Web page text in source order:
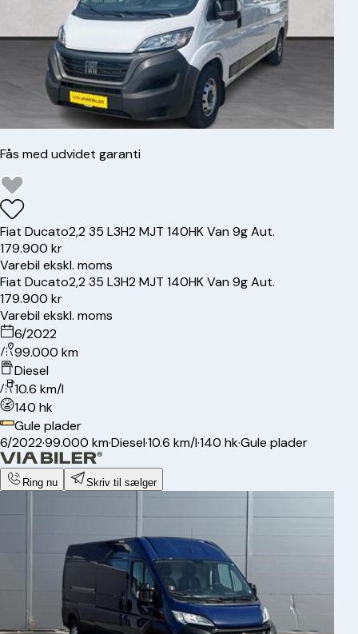
Fås med udvidet garanti
Fiat Ducato2,2 35 L3H2 MJT 140HK Van 9g Aut.
179.900 kr
Varebil ekskl. moms
Fiat Ducato2,2 35 L3H2 MJT 140HK Van 9g Aut.
179.900 kr
Varebil ekskl. moms
6/2022
99.000 km
Diesel
10.6 km/l
140 hk
Gule plader
6/2022·99.000 km·Diesel·10.6 km/l·140 hk·Gule plader
Ring nu Skriv til sælger